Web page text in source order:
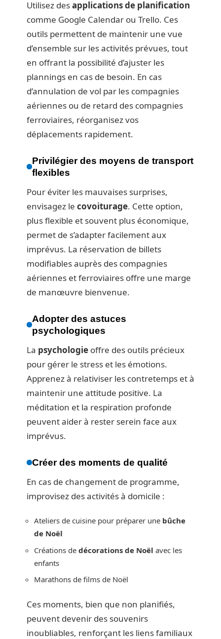
Utilisez desapplications de planification
comme Google Calendar ou Trello. Ces
outils permettent de maintenir une vue
d’ensemble sur les activités prévues, tout
en offrant la possibilité d’ajuster les
plannings en cas de besoin. En cas
d’annulation de vol par les compagnies
aériennes ou de retard des compagnies
ferroviaires, réorganisez vos
déplacements rapidement.
Privilégier des moyens de transport
flexibles
Pour éviter les mauvaises surprises,
envisagez le covoiturage. Cette option,
plus flexible et souvent plus économique,
permet de s’adapter facilement aux
imprévus. La réservation de billets
modifiables auprès des compagnies
aériennes et ferroviaires offre une marge
de manœuvre bienvenue.
Adopter des astuces
psychologiques
La psychologie offre des outils précieux
pour gérer le stress et les émotions.
Apprenez à relativiser les contretemps et à
maintenir une attitude positive. La
méditation et la respiration profonde
peuvent aider à rester serein face aux
imprévus.
Créer des moments de qualité
En cas de changement de programme,
improvisez des activités à domicile :
Ateliers de cuisine pour préparer une bûche
de Noël
Créations de décorations de Noël avec les
enfants
Marathons de films de Noël
Ces moments, bien que non planifiés,
peuvent devenir des souvenirs
inoubliables, renforçant les liens familiaux